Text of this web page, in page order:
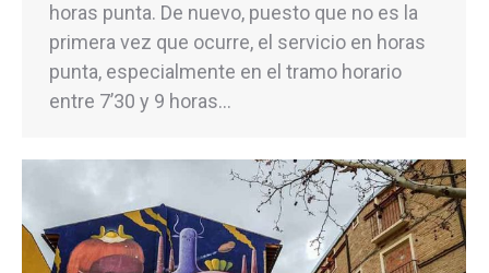
horas punta. De nuevo, puesto que no es la
primera vez que ocurre, el servicio en horas
punta, especialmente en el tramo horario
entre 7’30 y 9 horas…